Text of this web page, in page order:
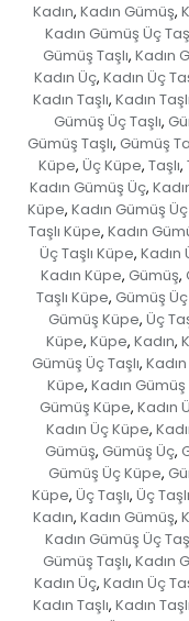
Kadın, Kadın Gümüş,
Kadın Gümüş Üç
Gümüş Taşlı, Kadın
Kadın Üç, Kadın Üç
Kadın Taşlı, Kadın
Gümüş Üç Taşlı,
Gümüş Taşlı, Gümüş
Küpe, Üç Küpe, Taşlı,
Kadın Gümüş Üç,
Küpe, Kadın Gümüş
Taşlı Küpe, Kadın
Üç Taşlı Küpe, Kadın
Kadın Küpe, Gümüş,
Taşlı Küpe, Gümüş
Gümüş Küpe, Üç
Küpe, Küpe, Kadın,
Gümüş Üç Taşlı,
Küpe, Kadın Gümüş
Gümüş Küpe, Kadın
Kadın Üç Küpe,
Gümüş, Gümüş Üç,
Gümüş Üç Küpe,
Küpe, Üç Taşlı, Üç
Kadın, Kadın Gümüş,
Kadın Gümüş Üç
Gümüş Taşlı, Kadın
Kadın Üç, Kadın Üç
Kadın Taşlı, Kadın